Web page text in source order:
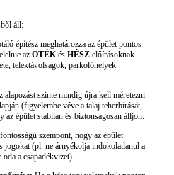
áll:
építész meghatározza az épület pontos
az OTÉKés HÉSZ előírásoknak
telektávolságok, parkolóhelyek
alapozást szinte mindig újra kell méretezni
(figyelembe véve a talaj teherbírását,
az épület stabilan és biztonságosan álljon.
szempont, hogy az épület
jogokat (pl. ne árnyékolja indokolatlanul a
oda a csapadékvizet).